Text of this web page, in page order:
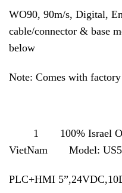
WO90, 90m/s, Digital,
cable/connector & base
below
Note: Comes with
1 100% Israel
VietNam Model:
PLC+HMI